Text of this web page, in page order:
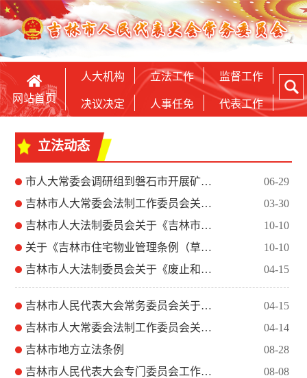
网站首页
人大机构 立法工作 监督工作
决议决定 人事任免 代表工作
立法动态
市人大常委会调研组到磐石市开展矿山生态修复及移交管护立法立项...
06-29
吉林市人大常委会法制工作委员会关于2025年度备案审查工作情...
03-30
吉林市人大法制委员会关于《吉林市住宅物业管理条例（草案）》审...
10-10
关于《吉林市住宅物业管理条例（草案）》的说明
10-10
吉林市人大法制委员会关于《废止和修改<吉林市行政审批公开条例...
04-15
吉林市人民代表大会常务委员会关于废止和修改《吉林市行政审批公...
04-15
吉林市人大常委会法制工作委员会关于2024年度备案审查工作情...
04-14
吉林市地方立法条例
08-28
吉林市人民代表大会专门委员会工作条例
08-08